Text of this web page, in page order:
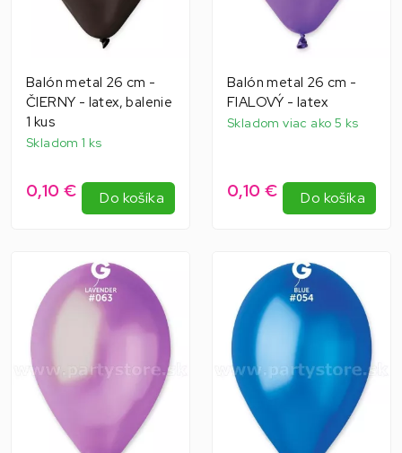
Balón metal 26 cm -
ČIERNY - latex, balenie
1 kus
Skladom 1 ks
0,10 € Do košíka
Balón metal 26 cm -
FIALOVÝ - latex
Skladom viac ako 5 ks
0,10 € Do košíka